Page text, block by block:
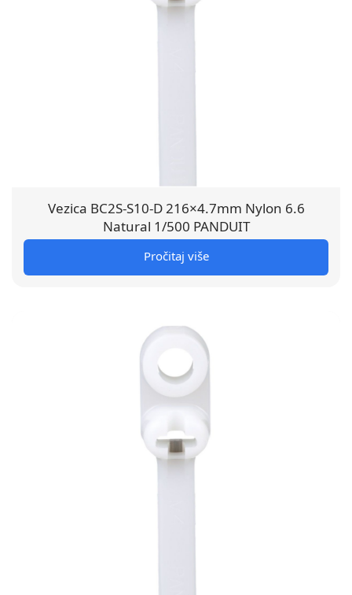
Vezica BC2S-S10-D 216×4.7mm Nylon 6.6
Natural 1/500 PANDUIT
Pročitaj više